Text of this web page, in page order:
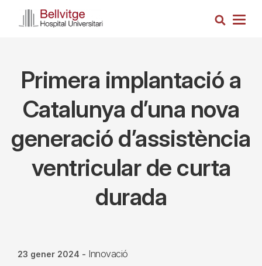
Cerca
Primera implantació a
Catalunya d’una nova
generació d’assistència
ventricular de curta
durada
23 gener 2024 - Innovació